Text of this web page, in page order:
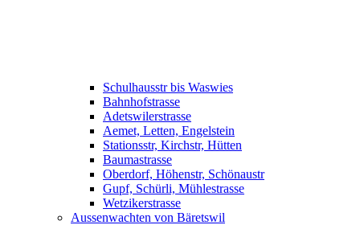
Schulhausstr bis Waswies
Bahnhofstrasse
Adetswilerstrasse
Aemet, Letten, Engelstein
Stationsstr, Kirchstr, Hütten
Baumastrasse
Oberdorf, Höhenstr, Schönaustr
Gupf, Schürli, Mühlestrasse
Wetzikerstrasse
Aussenwachten von Bäretswil